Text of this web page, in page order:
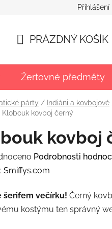
Přihlášení
KOŠÍK
PRÁZDNÝ KOŠÍK
Žertovné předměty
párty / Indiáni a kovbojové
Klobouk kovboj černý
kovboj
Podrobnosti
Smiffys.com
šerifem večírku! Černý
kostýmu ten správný